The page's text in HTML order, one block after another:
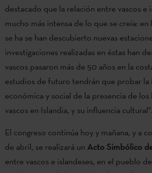
destacado que la relación entre vascos e
mucho más intensa de lo que se creía:
se ha se han descubierto nuevas
investigaciones realizadas en éstas han
vascos pasaron más de 50 años en la
estudios de futuro tendrán que probar la
económica y social de la presencia de
vascos en Islandia, y su influencia cultural”.
El congreso continúa hoy y mañana, y a
de abril, se realizará un Acto Simbólico
entre vascos e islandeses, en el pueblo